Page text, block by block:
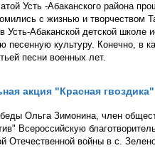
Усть -Абаканского района
с жизнью и творчеством
Абаканской детской школе
песенную культуру. Конечно, в
песни военных лет.
акция "Красная
Ольга Зимонина, член
Всероссийскую
Отечественной войны в с.